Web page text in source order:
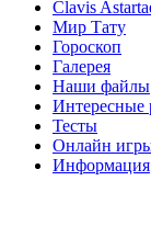
Clavis
Мир Тату
Гороскоп
Галерея
Наши файлы
Интересные
Тесты
Онлайн
Информация